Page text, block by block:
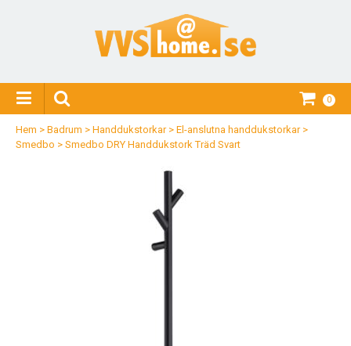
0
Hem > Badrum > Handdukstorkar> El-anslutna handdukstorkar>
Smedbo > Smedbo DRY Handdukstork Träd Svart